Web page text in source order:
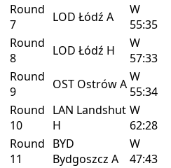
Round
7
LOD Łódź A
W
55:35
Round
8
LOD Łódź H
W
57:33
Round
9
OST OstrówAW
55:34
Round
10
LAN Landshut
H
W
62:28
Round
11
BYD
Bydgoszcz A
W
47:43